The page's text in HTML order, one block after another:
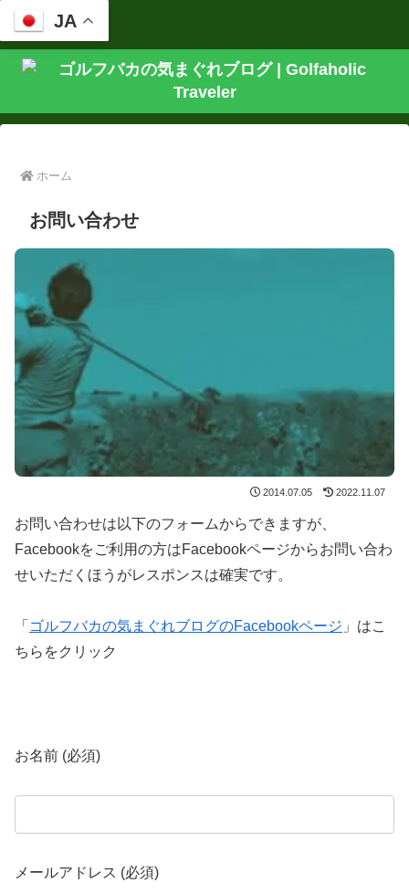
JA
ホーム
お問い合わせ
2014.07.05 2022.11.07
お問い合わせは以下のフォームからできますが、
Facebookをご利用の方はFacebookページからお問い合わ
せいただくほうがレスポンスは確実です。
「 ゴルフバカの気まぐれブログのFacebookページ 」はこ
ちらをクリック
お名前 (必須)
メールアドレス (必須)